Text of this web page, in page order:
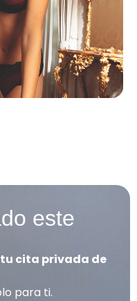
este
cita privada de
para ti.